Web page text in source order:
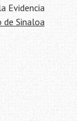
Evidencia
Sinaloa